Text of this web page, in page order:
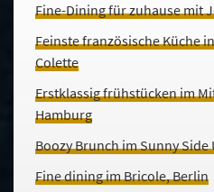
Fine-Dining für zuhause mit
Feinste französische Küche
Colette
Erstklassig frühstücken im
Hamburg
Boozy Brunch im Sunny
Fine dining im Bricole, Berlin